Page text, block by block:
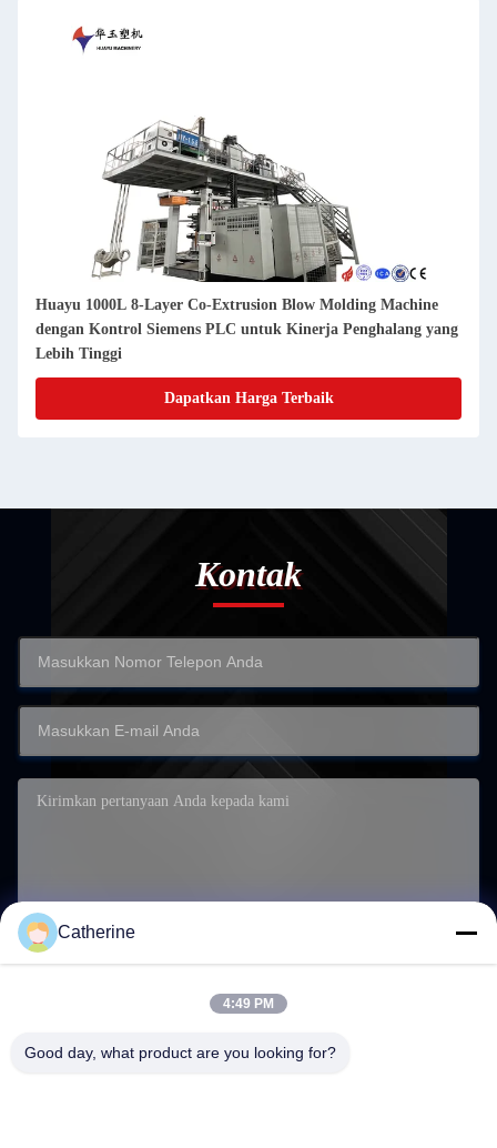
Huayu 1000L 8-Layer Co-Extrusion Blow Molding Machine
dengan Kontrol Siemens PLC untuk Kinerja Penghalang yang
Lebih Tinggi
Dapatkan Harga Terbaik
Kontak
Kirimkan
Catherine
4:49 PM
Good day, what product are you looking for?